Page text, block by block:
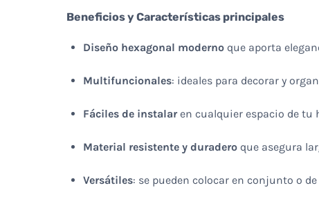
Beneficios y Características principales
Diseño hexagonal moderno que aporta
Multifuncionales: ideales para decorar y
Fáciles de instalaren cualquier espacio de tu
Material resistente y duradero que asegura
Versátiles: se pueden colocar en conjunto o